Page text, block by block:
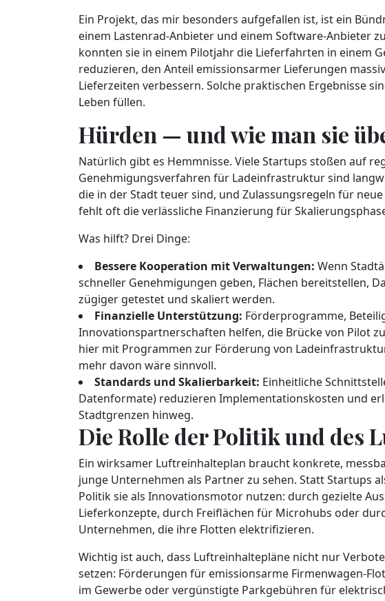
Ein Projekt, das mir besonders aufgefallen ist, ist ein
einem Lastenrad-Anbieter und einem Software-Anbieter
konnten sie in einem Pilotjahr die Lieferfahrten in einem
reduzieren, den Anteil emissionsarmer Lieferungen
Lieferzeiten verbessern. Solche praktischen Ergebnisse
Leben füllen.
Hürden — und wie man sie
Natürlich gibt es Hemmnisse. Viele Startups stoßen auf
Genehmigungsverfahren für Ladeinfrastruktur sind
die in der Stadt teuer sind, und Zulassungsregeln für
fehlt oft die verlässliche Finanzierung für
Was hilft? Drei Dinge:
Bessere Kooperation mit Verwaltungen: Wenn
schneller Genehmigungen geben, Flächen bereitstellen,
zügiger getestet und skaliert werden.
Finanzielle Unterstützung: Förderprogramme,
Innovationspartnerschaften helfen, die Brücke von Pilot
hier mit Programmen zur Förderung von
mehr davon wäre sinnvoll.
Standards und Skalierbarkeit: Einheitliche
Datenformate) reduzieren Implementationskosten und
Stadtgrenzen hinweg.
Die Rolle der Politik und des
Ein wirksamer Luftreinhalteplan braucht konkrete,
junge Unternehmen als Partner zu sehen. Statt Startups
Politik sie als Innovationsmotor nutzen: durch gezielte
Lieferkonzepte, durch Freiflächen für Microhubs oder
Unternehmen, die ihre Flotten elektrifizieren.
Wichtig ist auch, dass Luftreinhaltepläne nicht nur
setzen: Förderungen für emissionsarme Firmenwagen-
im Gewerbe oder vergünstigte Parkgebühren für